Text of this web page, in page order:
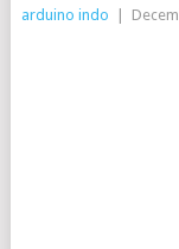
arduino indo